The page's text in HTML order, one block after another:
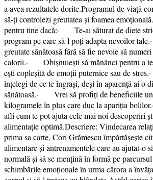
a avea rezultatele dorite.Programul de viață
să-ți controlezi greutatea și foamea
pentru tine dacă:· Te-ai săturat de diete
program pe care să-l poți adapta nevoilor
greutate sănătoasă fără să fie nevoie să numeri
calorii.· Obișnuiești să mănânci pentru a te
ești copleșită de emoții puternice sau de
înțelegi de ce te îngrași, deși în aparență ai o
sănătoasă.· Vrei să profiți de beneficiile
kilogramele în plus care duc la apariția
afli cum te pot ajuta cele mai noi descoperiri
alimentație optimă.Descriere: Vindecarea
prima sa carte, Cori Grămescu împărtășește
alimentare și antrenamentele care au ajutat-o
normală și să se mențină în formă pe
schimbările emoționale în urma cărora a